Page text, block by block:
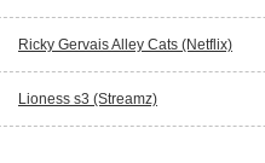
Ricky Gervais Alley Cats (Netflix)
Lioness s3 (Streamz)